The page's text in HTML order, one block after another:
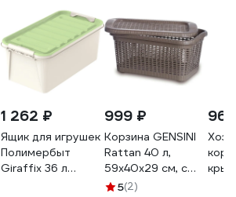
1 262 ₽
Ящик для игрушек
Полимербыт
Giraffix 36 л
999 ₽
Корзина GENSINI
Rattan 40 л,
59x40x29 см, с
крышкой пластик,
5(2)